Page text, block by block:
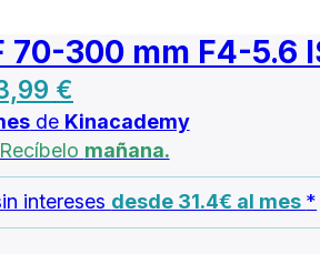
70-300 mm F4-5.6
€.
€
precio
actual
es:
683,99 €.
de Kinacademy
Recíbelo mañana.
intereses desde 31.4€ al mes *